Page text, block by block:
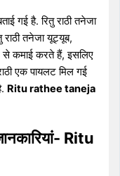
गई है. रितु राठी तनेजा
तनेजा यूट्यूब,
से कमाई करते हैं, इसलिए
एक पायलट मिल गई
Ritu rathee taneja
Ritu